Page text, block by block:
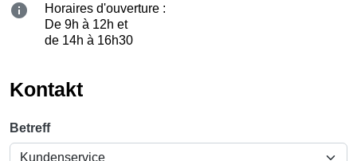

Horaires d'ouverture :
De 9h à 12h et
de 14h à 16h30
Kontakt
Betreff